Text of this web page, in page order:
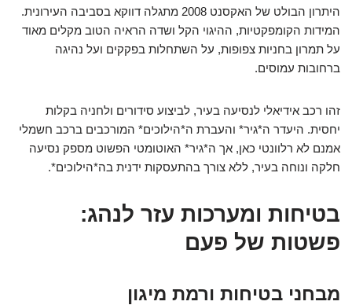
היתרון הבולט של האקסנט 2008 מתגלה דווקא בסביבה העירונית.
המידות הקומפקטיות, ההיגוי הקל ושדה הראיה הטוב מקלים מאוד
על תמרון בחניות צפופות, על השתחלות בפקקים ועל נהיגה
ברחובות עמוסים.
זהו רכב אידיאלי לנסיעה בעיר, לביצוע סידורים ולחניה בקלות
יחסית. היעדר ה*גיר* והעברת ה*הילוכים* המורכבים ברכב חשמלי
אמנם לא רלוונטי כאן, אך ה*גיר* האוטומטי הפשוט מספק נסיעה
חלקה ונוחה בעיר, ללא צורך בהתעסקות ידנית בה*הילוכים*.
בטיחות ומערכות עזר לנהג:
פשטות של פעם
מבחני בטיחות ורמת מיגון